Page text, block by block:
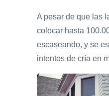
A pesar de que las
colocar hasta
escaseando, y se
intentos de cría en